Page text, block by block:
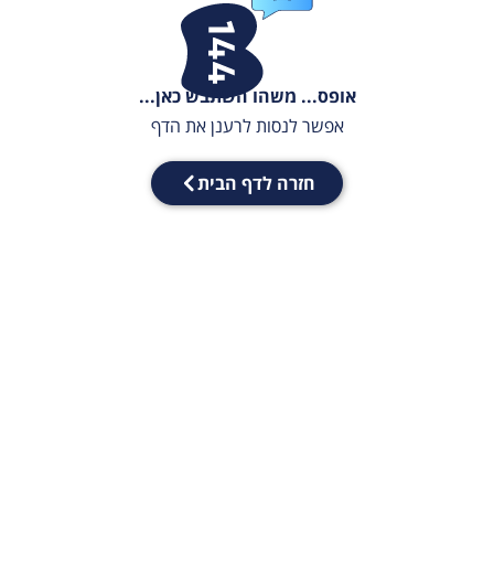
אופס... משהו השתבש כאן...
אפשר לנסות לרענן את הדף
חזרה לדף הבית